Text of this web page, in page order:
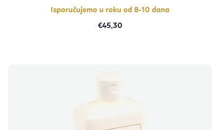
Isporučujemo u roku od 8-10 dana
€45,30